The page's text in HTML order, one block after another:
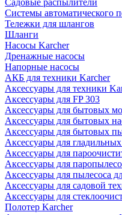
Садовые распылители
Системы автоматического
Тележки для шлангов
Шланги
Насосы Karcher
Дренажные насосы
Напорные насосы
АКБ для техники Karcher
Аксессуары для техники
Аксессуары для FP 303
Аксессуары для бытовых
Аксессуары для бытовых
Аксессуары для бытовых
Аксессуары для
Аксессуары для
Аксессуары для
Аксессуары для пылесоса
Аксессуары для садовой
Аксессуары для
Полотер Karcher